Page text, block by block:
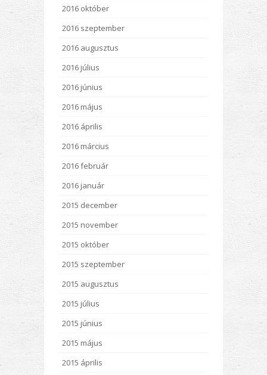
2016 október
2016 szeptember
2016 augusztus
2016 július
2016 június
2016 május
2016 április
2016 március
2016 február
2016 január
2015 december
2015 november
2015 október
2015 szeptember
2015 augusztus
2015 július
2015 június
2015 május
2015 április